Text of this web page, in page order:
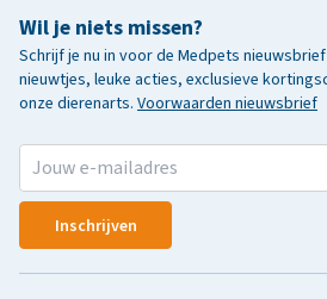
Wil je niets missen?
Schrijf je nu in voor de Medpets
nieuwtjes, leuke acties, exclusieve
onze dierenarts. Voorwaarden nieuwsbrief
Inschrijven